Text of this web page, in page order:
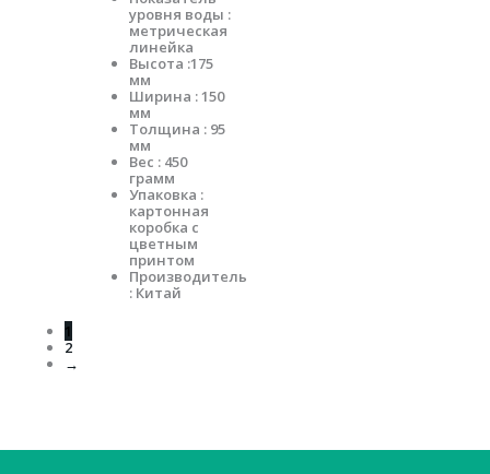
уровня воды :
метрическая
линейка
Высота :175
мм
Ширина : 150
мм
Толщина : 95
мм
Вес : 450
грамм
Упаковка :
картонная
коробка с
цветным
принтом
Производитель
: Китай
1
2
→